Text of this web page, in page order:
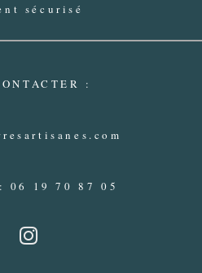
sécurisé
:
06 19 70 87 05